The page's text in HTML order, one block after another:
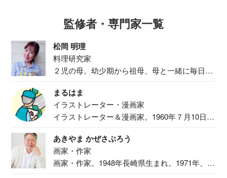
監修者・専門家一覧
松岡 明理
料理研究家
２児の母。幼少期から祖母、母と一緒に毎日の
まるはま
イラストレーター・漫画家
イラストレーター＆漫画家。1960年７月10日生
あきやま かぜさぶろう
画家・作家
画家・作家。1948年長崎県生まれ。1971年、